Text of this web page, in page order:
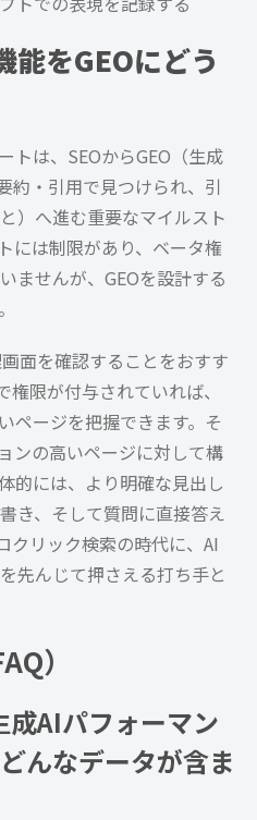
能をGEOにどう
トは、SEOからGEO（生成
約・引用で見つけられ、引
）へ進む重要なマイルスト
には制限があり、ベータ権
ませんが、GEOを設計する
面を確認することをおすす
限が付与されていれば、
ページを把握できます。そ
ンの高いページに対して構
的には、より明確な見出し
き、そして質問に直接答え
クリック検索の時代に、AI
先んじて押さえる打ち手と
）
AIパフォーマン
んなデータが含ま